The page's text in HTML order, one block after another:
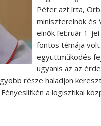
Péter azt írta,
miniszterelnök és
elnök február 1-
fontos témája
együttműködés
ugyanis az az
része haladjon
a logisztikai